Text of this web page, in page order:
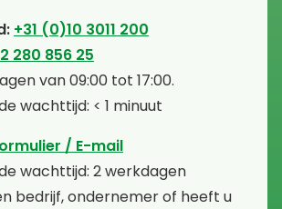
+31 (0)10 3011 200
280 856 25
van 09:00 tot 17:00.
wachttijd: < 1 minuut
/ E-mail
wachttijd: 2 werkdagen
bedrijf, ondernemer of heeft u